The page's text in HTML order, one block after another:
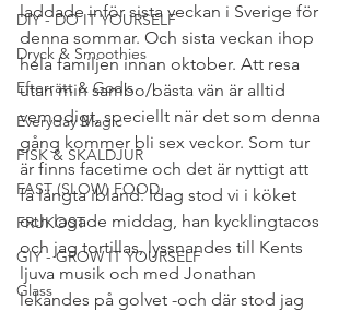
DIY - DO IT YOURSELF
Dryck & Smoothies
Efterrätt & Godis
Everyday Magic
FISK & SKALDJUR
FAST (SLOW) FOOD
FRUKOST
GIY - GROW IT YOURSELF
Glass
laddade inför sista veckan i Sverige för
denna sommar. Och sista veckan ihop
hela familjen innan oktober. Att resa
utan min sambo/bästa vän är alltid
vemodigt, speciellt när det som denna
gång kommer bli sex veckor. Som tur
är finns facetime och det är nyttigt att
få längta ibland. Idag stod vi i köket
och lagade middag, han kycklingtacos
och jag tortillas, lyssnandes till Kents
ljuva musik och med Jonathan
lekandes på golvet -och där stod jag